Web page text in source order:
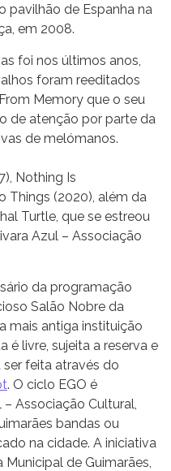
pavilhão de Espanha na
em 2008.
foi nos últimos anos,
foram reeditados
Memory que o seu
de atenção por parte da
de melómanos.
Nothing Is
Things (2020), além da
Turtle, que se estreou
Azul – Associação
da programação
Salão Nobre da
mais antiga instituição
é livre, sujeita a reserva e
feita através do
. O ciclo EGO é
Associação Cultural,
bandas ou
na cidade. A iniciativa
de Guimarães,